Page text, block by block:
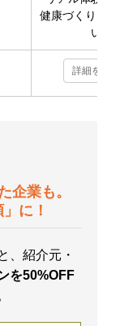
健康づくりを
い
詳細を見
企業も。
に！
、紹介元・
を50%OFF